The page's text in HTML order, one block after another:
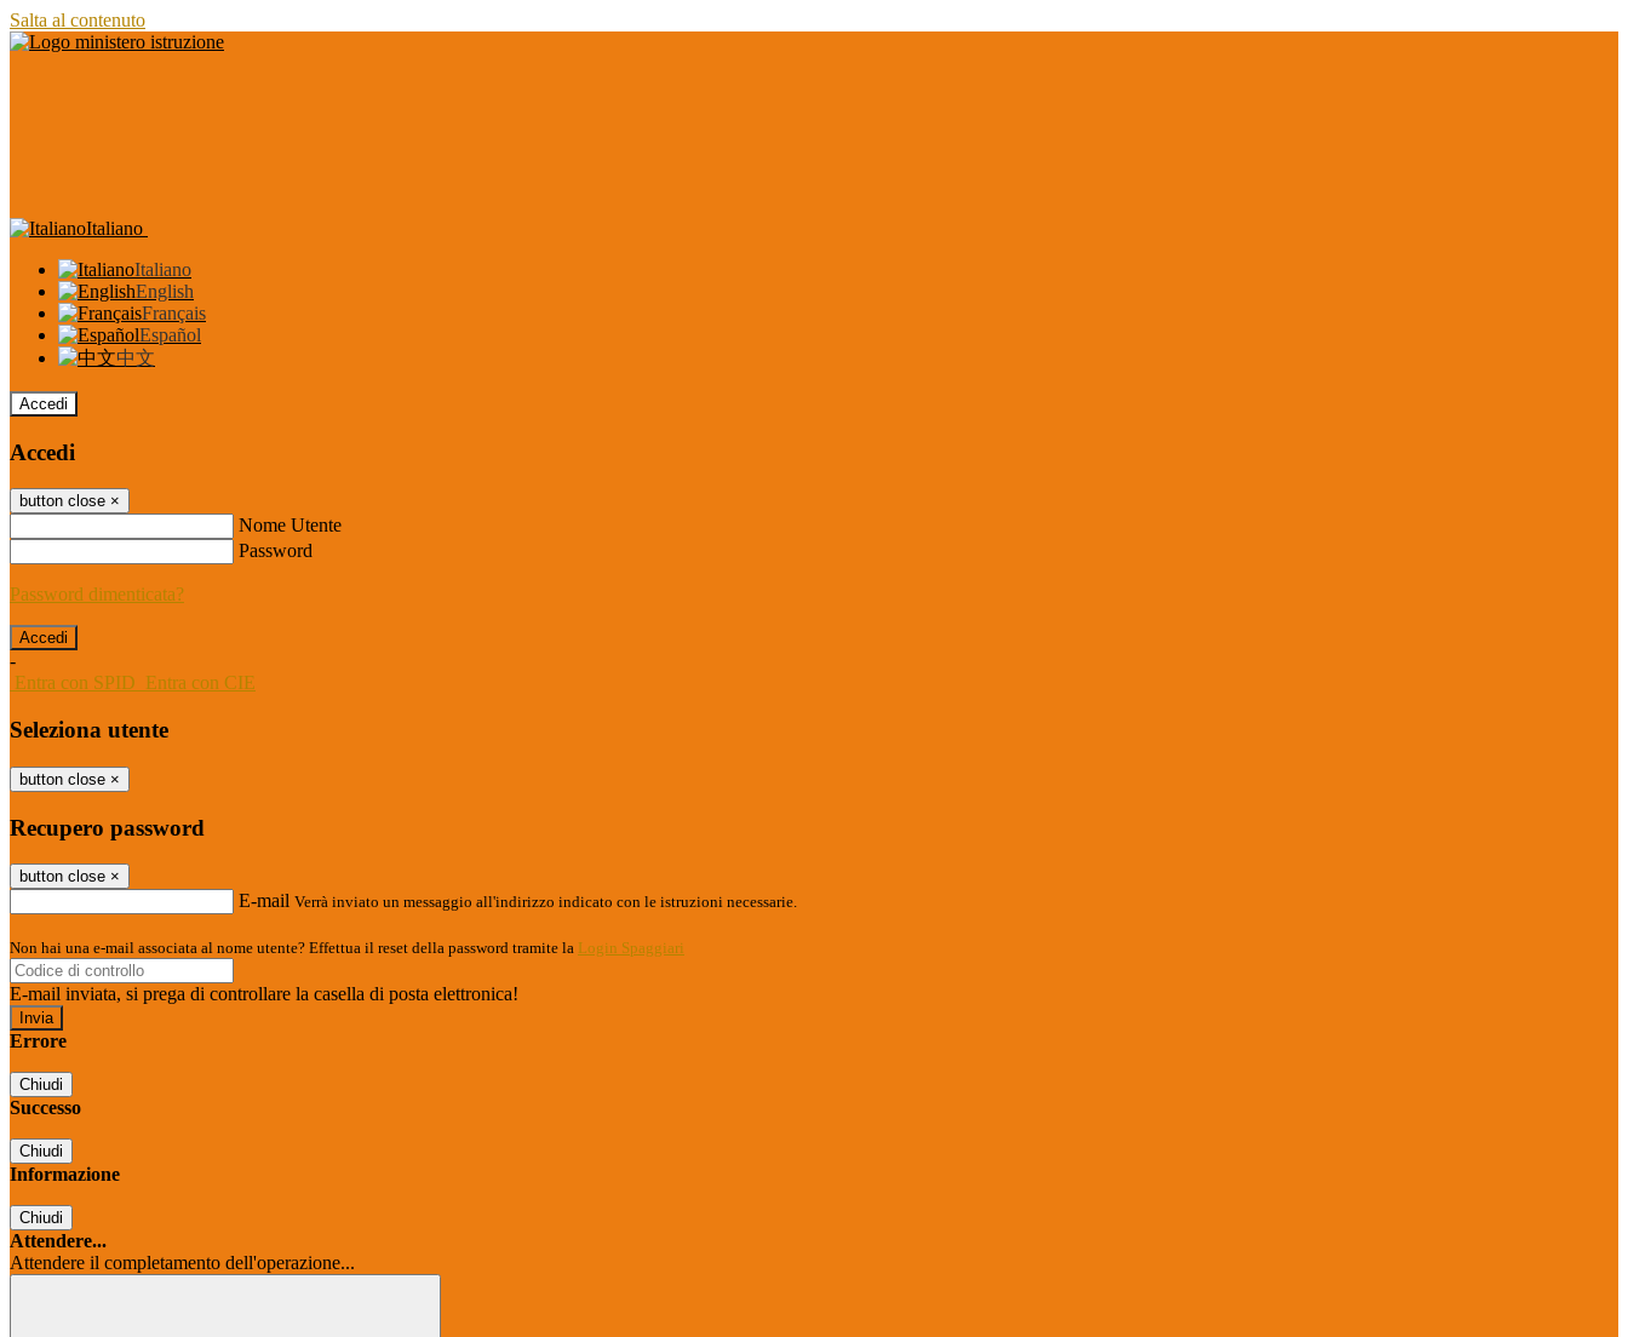
Salta al contenuto
Italiano
Italiano
English
Français
Español
中文
Accedi
Accedi
button close ×
Nome Utente
Password
Password dimenticata?
-
Entra con SPID Entra con CIE
Seleziona utente
button close ×
Recupero password
button close ×
E-mail Verrà inviato un messaggio all'indirizzo indicato con le istruzioni necessarie.
Non hai una e-mail associata al nome utente? Effettua il reset della password tramite la Login Spaggiari
E-mail inviata, si prega di controllare la casella di posta elettronica!
Errore
Chiudi
Successo
Chiudi
Informazione
Chiudi
Attendere...
Attendere il completamento dell'operazione...